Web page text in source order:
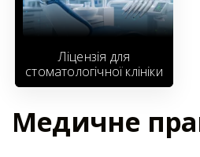
Ліцензія для
стоматологічної клініки
Медичне